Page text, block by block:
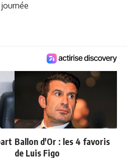
Ballon d'Or : les 4 favoris
de Luis Figo